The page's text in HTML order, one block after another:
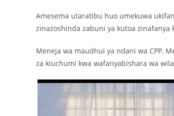
Amesema utaratibu huo umekuwa
zinazoshinda zabuni ya kutoa zinafanya
Meneja wa maudhui ya ndani wa CPP,
za kiuchumi kwa wafanyabishara wa